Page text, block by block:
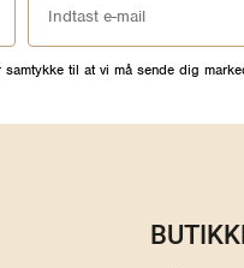
til at vi må sende dig